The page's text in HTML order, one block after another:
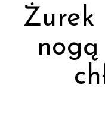
Żurek
nogą